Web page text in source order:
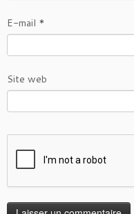
E-mail *
Site web